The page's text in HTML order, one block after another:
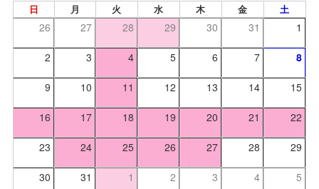
日 月 火 水 木 金 土
26 27 28 29 30 31 1
2 3 4 5 6 7 8
9 10 11 12 13 14 15
16 17 18 19 20 21 22
23 24 25 26 27 28 29
30 31 1 2 3 4 5